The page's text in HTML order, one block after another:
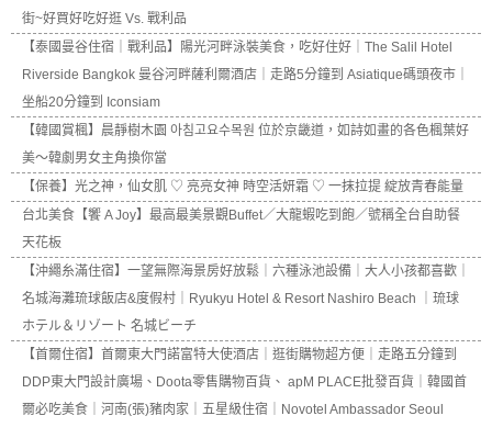
街~好買好吃好逛 Vs. 戰利品
【泰國曼谷住宿｜戰利品】陽光河畔泳裝美食，吃好住好｜The Salil Hotel
Riverside Bangkok 曼谷河畔薩利爾酒店｜走路5分鐘到 Asiatique碼頭夜市｜
坐船20分鐘到 Iconsiam
【韓國賞楓】晨靜樹木園 아침고요수목원 位於京畿道，如詩如畫的各色楓葉好
美～韓劇男女主角換你當
【保養】光之神，仙女肌 ♡ 亮亮女神 時空活妍霜 ♡ 一抹拉提 綻放青春能量
台北美食【饗 A Joy】最高最美景觀Buffet／大龍蝦吃到飽／號稱全台自助餐
天花板
【沖繩糸滿住宿】一望無際海景房好放鬆｜六種泳池設備｜大人小孩都喜歡｜
名城海灘琉球飯店&度假村｜Ryukyu Hotel & Resort Nashiro Beach ｜琉球
ホテル＆リゾート 名城ビーチ
【首爾住宿】首爾東大門諾富特大使酒店｜逛街購物超方便｜走路五分鐘到
DDP東大門設計廣場、Doota零售購物百貨、 apM PLACE批發百貨｜韓國首
爾必吃美食｜河南(張)豬肉家｜五星級住宿｜Novotel Ambassador Seoul